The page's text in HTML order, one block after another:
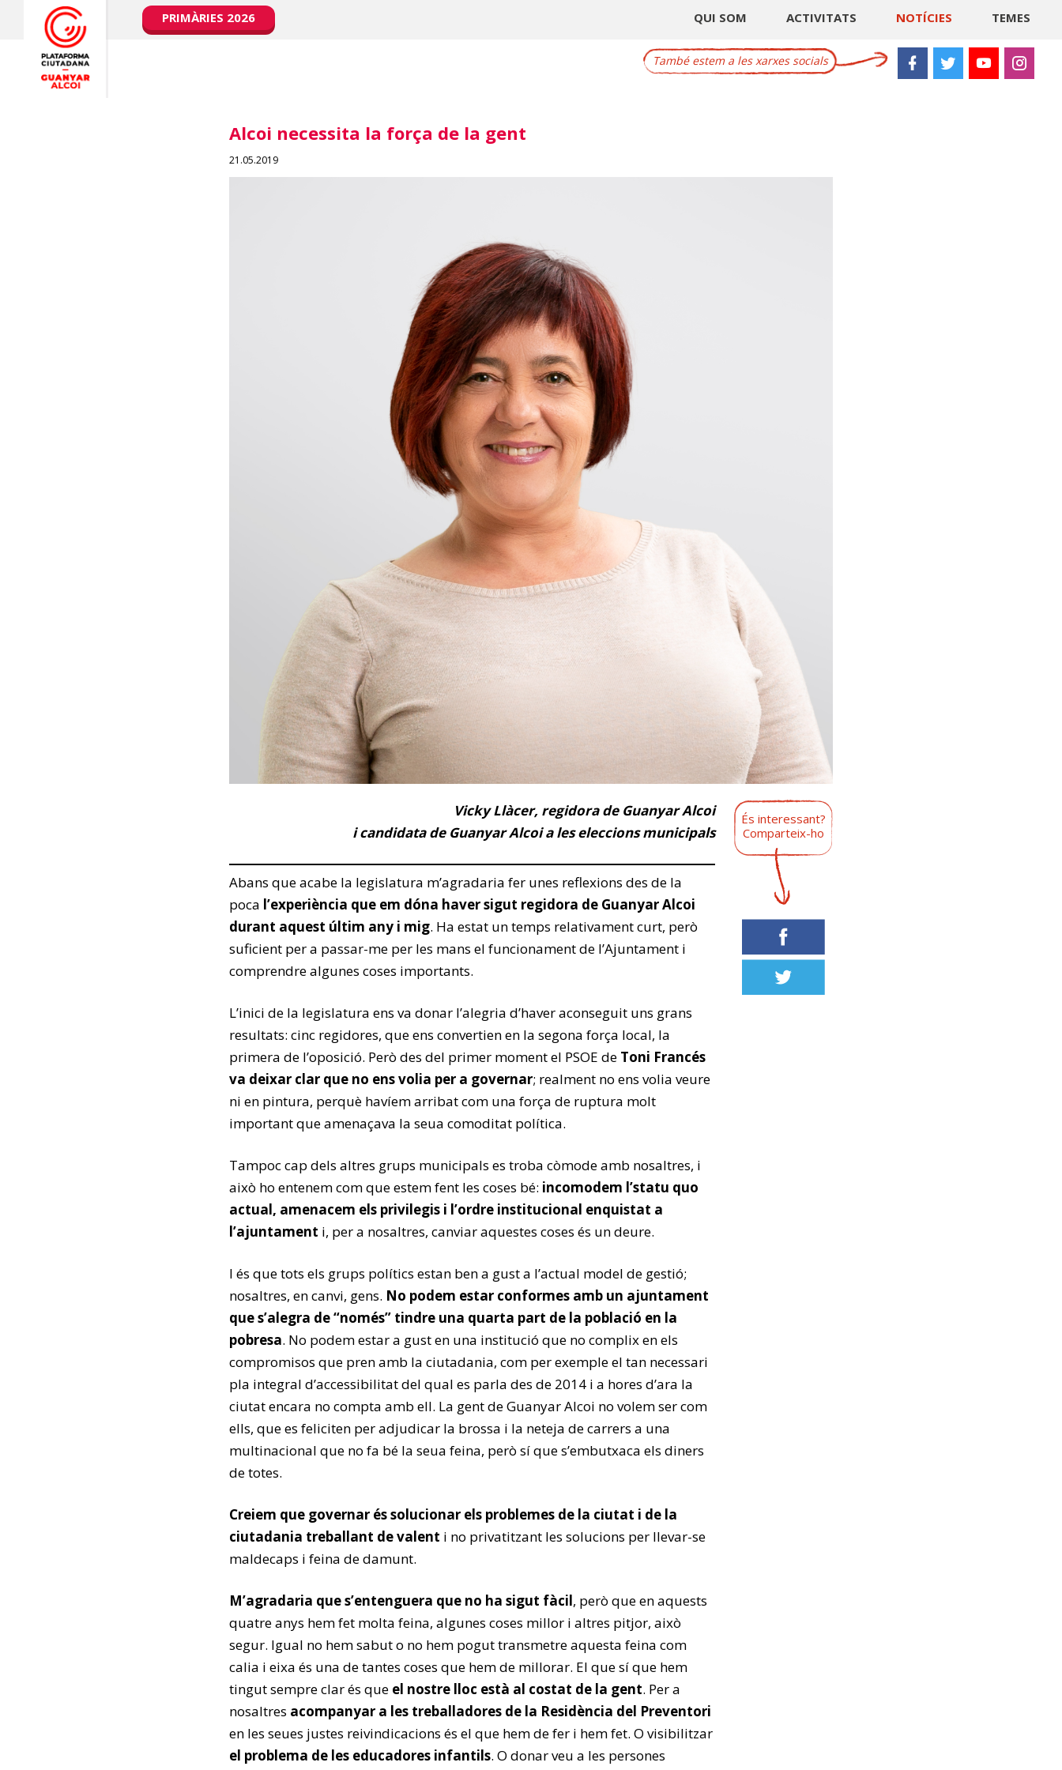
PRIMÀRIES 2026 QUI SOM ACTIVITATS NOTÍCIES TEMES
També estem a les xarxes socials
Alcoi necessita la força de la gent
21.05.2019
Vicky Llàcer, regidora de Guanyar Alcoi
i candidata de Guanyar Alcoi a les eleccions municipals
Abans que acabe la legislatura m’agradaria fer unes reflexions des de la
poca l’experiència que em dóna haver sigut regidora de Guanyar Alcoi
durant aquest últim any i mig. Ha estat un temps relativament curt, però
suficient per a passar-me per les mans el funcionament de l’Ajuntament i
comprendre algunes coses importants.
L’inici de la legislatura ens va donar l’alegria d’haver aconseguit uns grans
resultats: cinc regidores, que ens convertien en la segona força local, la
primera de l’oposició. Però des del primer moment el PSOE de Toni Francés
va deixar clar que no ens volia per a governar; realment no ens volia veure
ni en pintura, perquè havíem arribat com una força de ruptura molt
important que amenaçava la seua comoditat política.
Tampoc cap dels altres grups municipals es troba còmode amb nosaltres, i
això ho entenem com que estem fent les coses bé: incomodem l’statu quo
actual, amenacem els privilegis i l’ordre institucional enquistat a
l’ajuntament i, per a nosaltres, canviar aquestes coses és un deure.
I és que tots els grups polítics estan ben a gust a l’actual model de gestió;
nosaltres, en canvi, gens. No podem estar conformes amb un ajuntament
que s’alegra de “només” tindre una quarta part de la població en la
pobresa. No podem estar a gust en una institució que no complix en els
compromisos que pren amb la ciutadania, com per exemple el tan necessari
pla integral d’accessibilitat del qual es parla des de 2014 i a hores d’ara la
ciutat encara no compta amb ell. La gent de Guanyar Alcoi no volem ser com
ells, que es feliciten per adjudicar la brossa i la neteja de carrers a una
multinacional que no fa bé la seua feina, però sí que s’embutxaca els diners
de totes.
Creiem que governar és solucionar els problemes de la ciutat i de la
ciutadania treballant de valent i no privatitzant les solucions per llevar-se
maldecaps i feina de damunt.
M’agradaria que s’entenguera que no ha sigut fàcil, però que en aquests
quatre anys hem fet molta feina, algunes coses millor i altres pitjor, això
segur. Igual no hem sabut o no hem pogut transmetre aquesta feina com
calia i eixa és una de tantes coses que hem de millorar. El que sí que hem
tingut sempre clar és que el nostre lloc està al costat de la gent. Per a
nosaltres acompanyar a les treballadores de la Residència del Preventori
en les seues justes reivindicacions és el que hem de fer i hem fet. O visibilitzar
el problema de les educadores infantils. O donar veu a les persones
És interessant?
Comparteix-ho